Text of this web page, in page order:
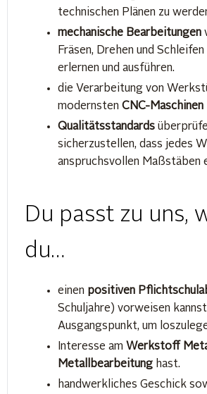
technischen Plänen zu
mechanische Bearbeitungen
Fräsen, Drehen und
erlernen und ausführen.
die Verarbeitung von
modernsten CNC-Maschinen
Qualitätsstandards
sicherzustellen, dass jedes
anspruchsvollen Maßstäben
Du passt zu uns,
du…
einen positiven
Schuljahre) vorweisen
Ausgangspunkt, um
Interesse am Werkstoff
Metallbearbeitung hast.
handwerkliches Geschick